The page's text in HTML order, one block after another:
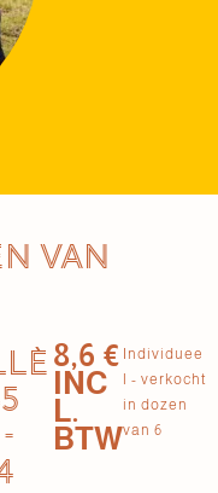
van
8,6 €
INC
L.
BTW
Individuee
l - verkocht
in dozen
van 6